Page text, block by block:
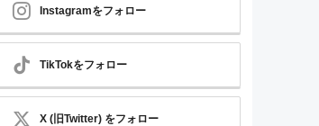
Instagramをフォロー
TikTokをフォロー
X (旧Twitter) をフォロー